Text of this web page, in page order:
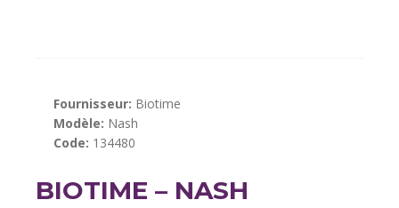
Fournisseur: Biotime
Modèle: Nash
Code: 134480
BIOTIME – NASH